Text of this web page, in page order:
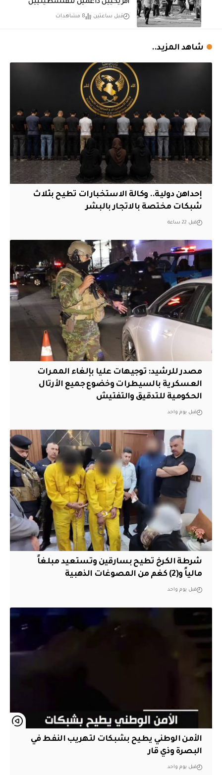
أمريكيين داعمين للفلسطينيين
قبل ساعتين 8 مشاهدات
شاهد المزيد..
إحداهن دولية.. وكالة الاستخبارات تطيح بثلاث
شبكات مختصة بالاتجار بالبشر
قبل 22 ساعة
مصدر للرشيد: توجيهات عليا بإلغاء الممرات
العسكرية بالسيطرات وخضوع جميع الأرتال
الحكومية للتدقيق والتفتيش
قبل يوم واحد
شرطة الكرخ تطيح بسارقين وتستعيد مبلغاً
مالياً و(2) كغم من المصوغات الذهبية
قبل يوم واحد
الأمن الوطني يطيح بشبكات لتهريب النفط في
البصرة وذي قار
قبل يوم واحد